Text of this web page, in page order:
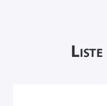
Liste